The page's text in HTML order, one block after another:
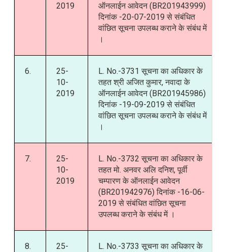
2019
ऑनलाईन आवेदन (BR201943999)
दिनांक -20-07-2019 से संबंधित
वांछित सूचना उपलब्ध कराने के संबंध में
।
6.
25-
10-
2019
L. No.-3731 सूचना का अधिकार के
तहत श्री अजित कुमार, नवादा के
ऑनलाईन आवेदन (BR201945986)
दिनांक -19-09-2019 से संबंधित
वांछित सूचना उपलब्ध कराने के संबंध में
।
7.
25-
10-
2019
L. No.-3732 सूचना का अधिकार के
तहत मो. अनवर अलि दनिश, पूर्वी
चम्पारण के ऑनलाईन आवेदन
(BR201942976) दिनांक -16-06-
2019 से संबंधित वांछित सूचना
उपलब्ध कराने के संबंध में ।
8.
25-
L. No.-3733 सूचना का अधिकार के